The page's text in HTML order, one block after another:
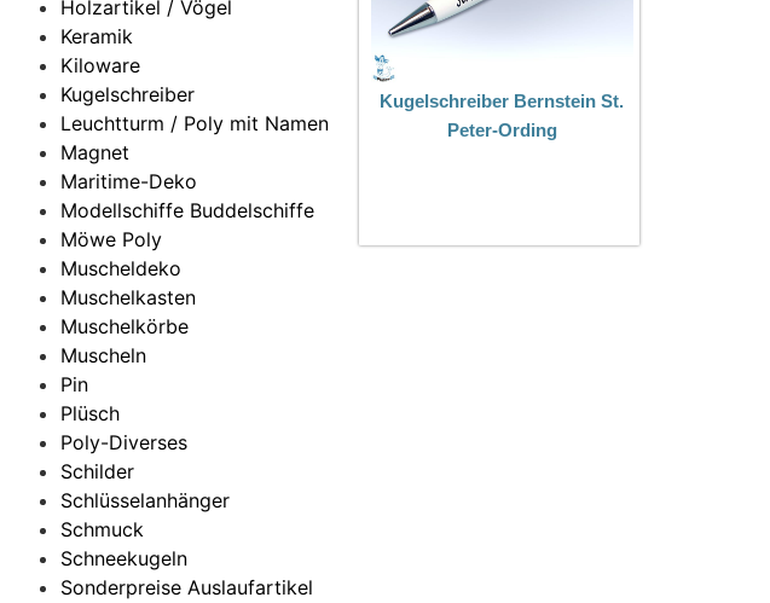
Holzartikel / Vögel
Keramik
Kiloware
Kugelschreiber
Leuchtturm / Poly mit Namen
Magnet
Maritime-Deko
Modellschiffe Buddelschiffe
Möwe Poly
Muscheldeko
Muschelkasten
Muschelkörbe
Muscheln
Pin
Plüsch
Poly-Diverses
Schilder
Schlüsselanhänger
Schmuck
Schneekugeln
Sonderpreise Auslaufartikel
Kugelschreiber Bernstein St.
Peter-Ording